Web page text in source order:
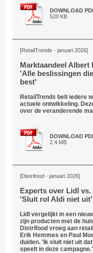
DOWNLOAD
520 KB
[RetailTrends - januari 2026]
Marktaandeel
'Alle beslissingen
best'
RetailTrends belt iedere
actuele ontwikkeling.
over de veranderende
DOWNLOAD
2.4 MB
[Distrifood - januari 2026]
Experts over Lidl vs.
'Sluit rol Aldi niet uit'
Lidl vergelijkt in een
zijn producten met de
Distrifood vroeg aan
Erik Hemmes en Paul
duiden. 'Ik sluit niet uit
speelt in deze campagne.'